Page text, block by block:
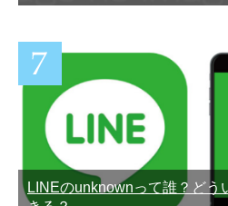
LINEのunknownって誰？どう